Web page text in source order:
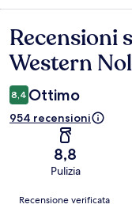
Recensioni
Recensioni
Western
8,4 Ottimo
954 recensioni
8,8
Pulizia
Recensioni
Recensione verificata